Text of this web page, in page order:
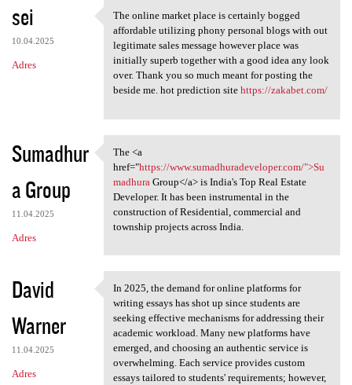
sei
10.04.2025
Adres
The online market place is
The online market place is certainly bogged
affordable utilizing phony personal blogs with out
legitimate sales message however place was
initially superb together with a good idea any look
over. Thank you so much meant for posting the
beside me. hot prediction site https://zakabet.com/
Sumadhur
a Group
11.04.2025
Adres
The <a href="https://www
The <a
href="https://www.sumadhuradeveloper.com/">Su
madhura Group</a> is India's Top Real Estate
Developer. It has been instrumental in the
construction of Residential, commercial and
township projects across India.
David
Warner
11.04.2025
Adres
In 2025, the demand for
In 2025, the demand for online platforms for
writing essays has shot up since students are
seeking effective mechanisms for addressing their
academic workload. Many new platforms have
emerged, and choosing an authentic service is
overwhelming. Each service provides custom
essays tailored to students' requirements; however,